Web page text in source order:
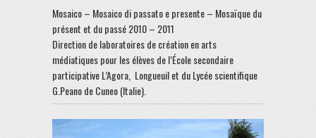
Mosaico – Mosaico di passato e presente – Mosaïque du
présent et du passé 2010 – 2011
Direction de laboratoires de création en arts
médiatiques pour les élèves de l’École secondaire
participative L’Agora, Longueuil et du Lycée scientifique
G.Peano de Cuneo (Italie).